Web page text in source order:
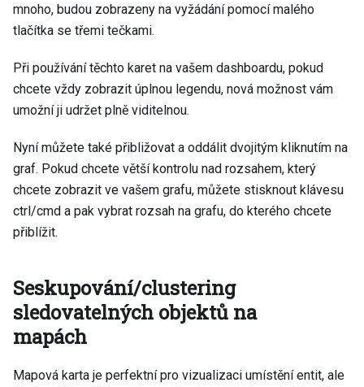
mnoho, budou zobrazeny na vyžádání pomocí malého
tlačítka se třemi tečkami.
Při používání těchto karet na vašem dashboardu, pokud
chcete vždy zobrazit úplnou legendu, nová možnost vám
umožní ji udržet plně viditelnou.
Nyní můžete také přibližovat a oddálit dvojitým kliknutím na
graf. Pokud chcete větší kontrolu nad rozsahem, který
chcete zobrazit ve vašem grafu, můžete stisknout klávesu
ctrl/cmd a pak vybrat rozsah na grafu, do kterého chcete
přiblížit.
Seskupování/clustering
sledovatelných objektů na
mapách
Mapová karta je perfektní pro vizualizaci umístění entit, ale